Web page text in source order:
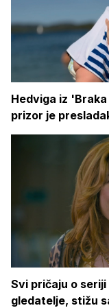
Hedviga iz
prizor je
Svi pričaju o
gledatelje, stižu